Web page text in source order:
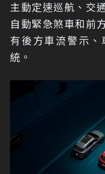
主動定速巡航、交
自動緊急煞車和前
有後方車流警示
統。